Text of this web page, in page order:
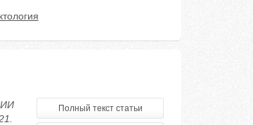
Полный текст статьи